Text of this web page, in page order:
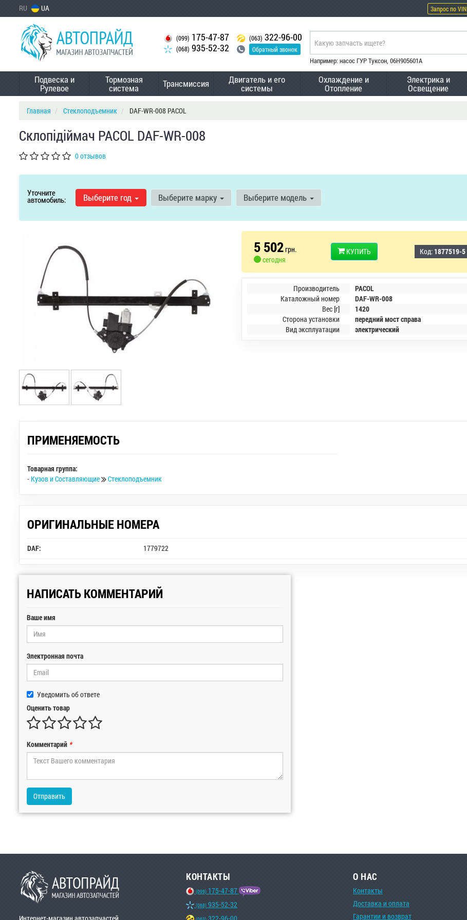
RU UA Запрос по VIN
(099) 175-47-87
(068) 935-52-32
(063) 322-96-00
Обратный звонок
Например: насос ГУР Туксон, 06H905601A
Подвеска и
Рулевое
Тормозная
система Трансмиссия Двигатель и его
системы
Охлаждение и
Отопление
Электрика и
Освещение
Главная Стеклоподъемник DAF-WR-008 PACOL
Склопідіймач PACOL DAF-WR-008
0 отзывов
Уточните
автомобиль: Выберите год Выберите марку Выберите модель
5 502грн.
сегодня
КУПИТЬ Код: 1877519-5
Производитель
PACOL
Каталожный номер
DAF-WR-008
Вес [г]
1420
Сторона установки
передний мост справа
Вид эксплуатации
электрический
ПРИМЕНЯЕМОСТЬ
Товарная группа:
- Кузов и Составляющие Стеклоподъемник
ОРИГИНАЛЬНЫЕ НОМЕРА
DAF: 1779722
НАПИСАТЬ КОММЕНТАРИЙ
Ваше имя
Электронная почта
Уведомить об ответе
Оценить товар
Комментарий *
Отправить
КОНТАКТЫ
(099) 175-47-87
(068) 935-52-32
О НАС
Контакты
Доставка и оплата
Гарантии и возврат